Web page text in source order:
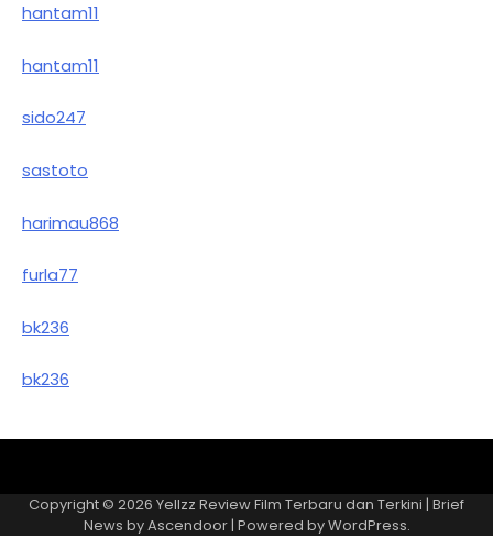
hantam11
hantam11
sido247
sastoto
harimau868
furla77
bk236
bk236
Page
Copyright © 2026 Yellzz Review Film Terbaru dan Terkini | Brief
News byAscendoor| Powered byWordPress.